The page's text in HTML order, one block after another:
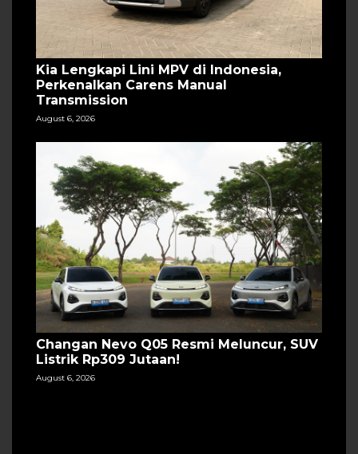
Kia Lengkapi Lini MPV di Indonesia,
Perkenalkan Carens Manual
Transmission
August 6, 2026
Changan Nevo Q05 Resmi Meluncur, SUV
Listrik Rp309 Jutaan!
August 6, 2026